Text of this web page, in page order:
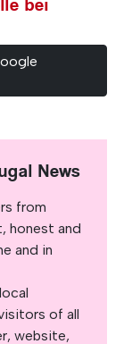
der
beide im
als Ihre
bei